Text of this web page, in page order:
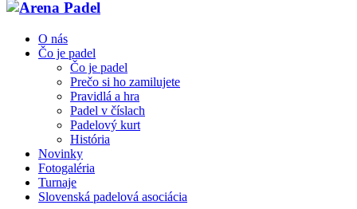
O nás
Čo je padel
Čo je padel
Prečo si ho zamilujete
Pravidlá a hra
Padel v číslach
Padelový kurt
História
Novinky
Fotogaléria
Turnaje
Slovenská padelová asociácia